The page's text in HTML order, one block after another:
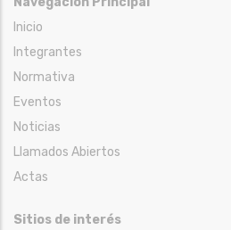
Inicio
Integrantes
Normativa
Eventos
Noticias
Llamados Abiertos
Actas
Sitios de interés